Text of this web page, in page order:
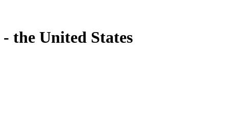
- the United States